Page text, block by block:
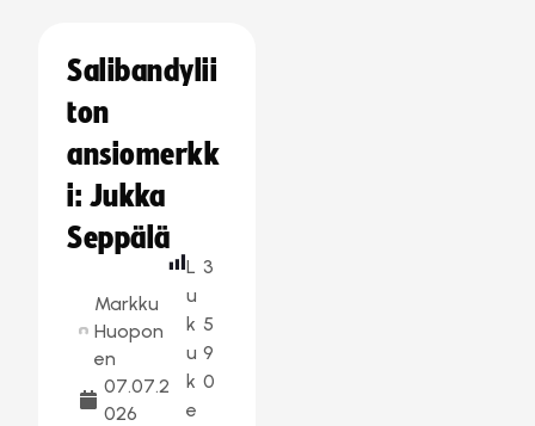
Salibandylii
ton
ansiomerkk
i: Jukka
Seppälä
Markku
Huopon
en
07.07.2
026
L
u
k
u
k
e
3
5
9
0